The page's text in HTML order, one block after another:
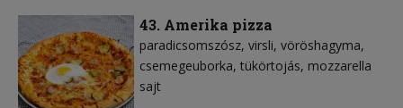
43. Amerika pizza
paradicsomszósz virsli vöröshagyma
csemegeuborka tükörtojás mozzarella
sajt